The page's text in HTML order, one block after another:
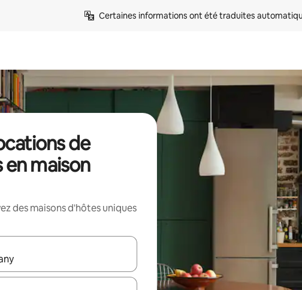
Certaines informations ont été traduites
de
en maison
des maisons d'hôtes uniques
s'affichent, utilisez les flèches vers le haut et vers le bas pour les